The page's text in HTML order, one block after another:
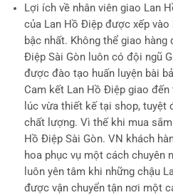
Lợi ích về nhân viên giao Lan
của Lan Hồ Điệp được xếp
bậc nhất. Không thể giao
Điệp Sài Gòn luôn có đội ngũ
được đào tạo huấn luyện bài
Cam kết Lan Hồ Điệp giao
lúc vừa thiết kế tại shop,
chất lượng. Vì thế khi mua
Hồ Điệp Sài Gòn. VN khách
hoa phục vụ một cách chuyên
luôn yên tâm khi những chậu
được vận chuyển tận nơi một